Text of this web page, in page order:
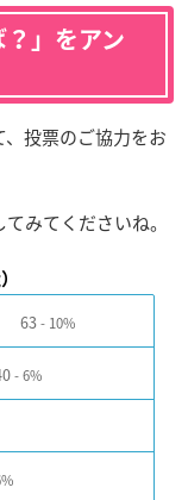
」をアン
投票のご協力をお
みてくださいね。
63 10%
6%